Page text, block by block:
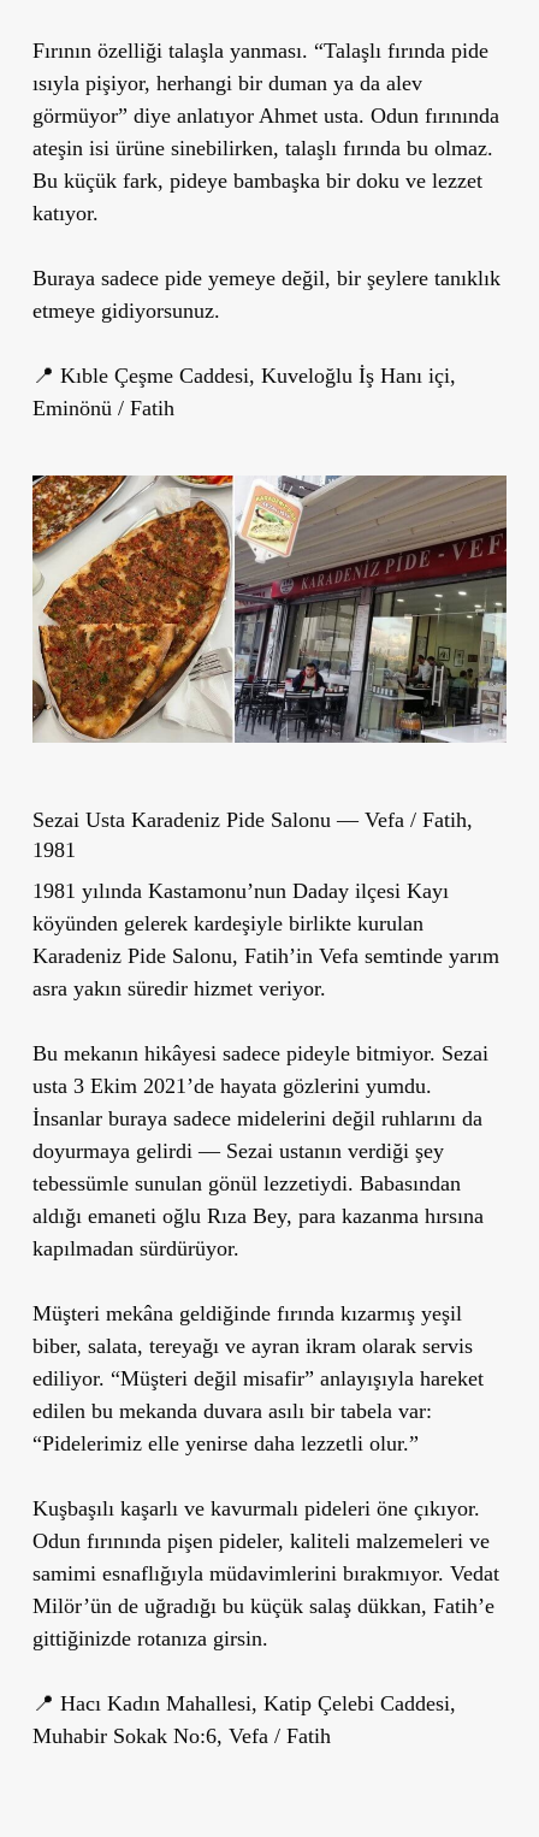
Fırının özelliği talaşla yanması. “Talaşlı fırında pide
ısıyla pişiyor, herhangi bir duman ya da alev
görmüyor” diye anlatıyor Ahmet usta. Odun fırınında
ateşin isi ürüne sinebilirken, talaşlı fırında bu olmaz.
Bu küçük fark, pideye bambaşka bir doku ve lezzet
katıyor.
Buraya sadece pide yemeye değil, bir şeylere tanıklık
etmeye gidiyorsunuz.
📍 Kıble Çeşme Caddesi, Kuveloğlu İş Hanı içi,
Eminönü / Fatih
Sezai Usta Karadeniz Pide Salonu — Vefa / Fatih,
1981
1981 yılında Kastamonu’nun Daday ilçesi Kayı
köyünden gelerek kardeşiyle birlikte kurulan
Karadeniz Pide Salonu, Fatih’in Vefa semtinde yarım
asra yakın süredir hizmet veriyor.
Bu mekanın hikâyesi sadece pideyle bitmiyor. Sezai
usta 3 Ekim 2021’de hayata gözlerini yumdu.
İnsanlar buraya sadece midelerini değil ruhlarını da
doyurmaya gelirdi — Sezai ustanın verdiği şey
tebessümle sunulan gönül lezzetiydi. Babasından
aldığı emaneti oğlu Rıza Bey, para kazanma hırsına
kapılmadan sürdürüyor.
Müşteri mekâna geldiğinde fırında kızarmış yeşil
biber, salata, tereyağı ve ayran ikram olarak servis
ediliyor. “Müşteri değil misafir” anlayışıyla hareket
edilen bu mekanda duvara asılı bir tabela var:
“Pidelerimiz elle yenirse daha lezzetli olur.”
Kuşbaşılı kaşarlı ve kavurmalı pideleri öne çıkıyor.
Odun fırınında pişen pideler, kaliteli malzemeleri ve
samimi esnaflığıyla müdavimlerini bırakmıyor. Vedat
Milör’ün de uğradığı bu küçük salaş dükkan, Fatih’e
gittiğinizde rotanıza girsin.
📍 Hacı Kadın Mahallesi, Katip Çelebi Caddesi,
Muhabir Sokak No:6, Vefa / Fatih